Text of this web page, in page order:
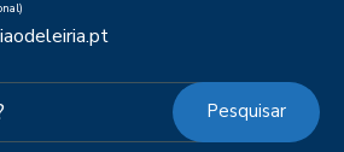
Pesquisar